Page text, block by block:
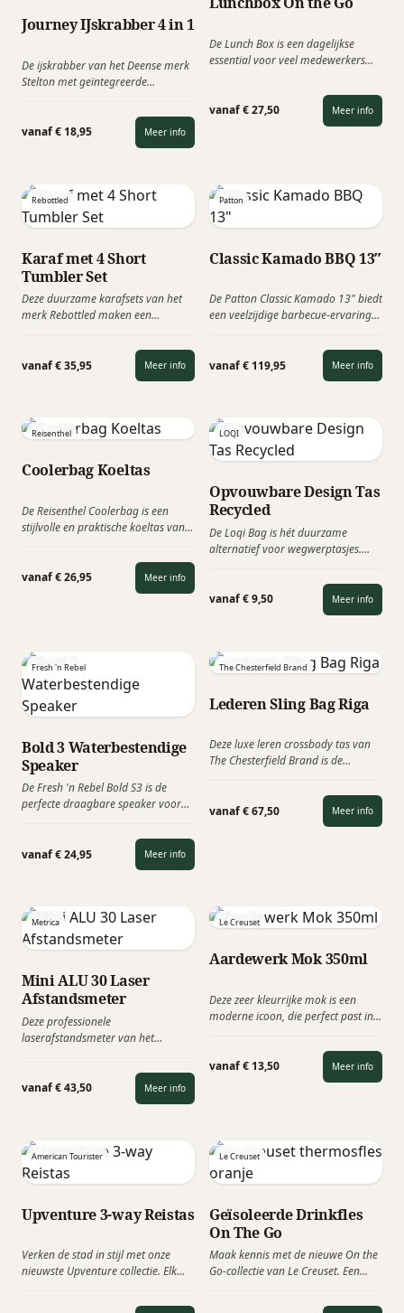
Journey IJskrabber 4 in 1
De ijskrabber van het Deense merk
Stelton met geïntegreerde
multifunctioneel en stijlvol
veiligheidsgereedschap voor in de
vanaf € 18,95 Meer info
De Lunch Box is een dagelijkse
essential voor veel medewerkers
van voedselveilig roestvrij staal dat
herbruikbaar, duurzaam en
krasbestendig is. Veelzijdig, is
vanaf € 27,50 Meer info
Rebottled
Karaf met 4 Short
Tumbler Set
Deze duurzame karafsets van het
merk Rebottled maken een
economie. Dingen weggooien is
vanzelfsprekend, maar we moeten
juist onszelf uitdagen om te kijken
onze planeet zo min mogelijk
grondstoffen door lege wijnflessen
te gebruiken.
vanaf € 35,95 Meer info
Patton
Classic Kamado BBQ 13″
De Patton Classic Kamado 13" biedt
een veelzijdige barbecue-ervaring
Perfect voor grillen, roken, bakken
of slow-cooken met uitstekende
temperatuurregeling en
vanaf € 119,95 Meer info
Reisenthel
Coolerbag Koeltas
De Reisenthel Coolerbag is een
stijlvolle en praktische koeltas van
Reisenthel. Dankzij het moderne
ontwerp en de hoogwaardige
afwerking is deze luxe coolerbag
kleuren en prints tot strakke
zakelijke dessins: Reisenthel biedt
het allemaal!
vanaf € 26,95 Meer info
LOQI
Opvouwbare Design Tas
Recycled
De Loqi Bag is hét duurzame
alternatief voor wegwerptasjes.
waterafstotend en verrassend sterk.
Deze stijlvolle tas draagt moeiteloos
tot 20 kg. Met de Loqi Bag geef je
duurzaamheid.
vanaf € 9,50 Meer info
Fresh 'n Rebel
Bold 3 Waterbestendige
Speaker
De Fresh 'n Rebel Bold S3 is de
perfecte draagbare speaker voor
waterbestendigheid hoef je je geen
zorgen te maken over een
regenbui. Deze trendy luidspreker
vanaf € 24,95 Meer info
The Chesterfield Brand
Lederen Sling Bag Riga
Deze luxe leren crossbody tas van
The Chesterfield Brand is de
Gemaakt van 100% hoogwaardig
Wax Pull Up leder: soepel,
vanaf € 67,50 Meer info
Metrica
Mini ALU 30 Laser
Afstandsmeter
Deze professionele
laserafstandsmeter van het
precisie en gebruiksgemak in
zakformaat. Metrica is producent
van meten=weten producten en
compact en lichtgewicht, past in de
palm van je hand.
vanaf € 43,50 Meer info
Le Creuset
Aardewerk Mok 350ml
Deze zeer kleurrijke mok is een
moderne icoon, die perfect past in
Altijd handig een goed &
functioneel relatiegeschenk, die
krasbestendig is en eenvoudig te
vanaf € 13,50 Meer info
American Tourister
Upventure 3-way Reistas
Verken de stad in stijl met onze
nieuwste Upventure collectie. Elk
gebruik en heeft een handig,
Le Creuset
Geïsoleerde Drinkfles
On The Go
Maak kennis met de nieuwe On the
Go-collectie van Le Creuset. Een
thermoserie, die zijn ontworpen om